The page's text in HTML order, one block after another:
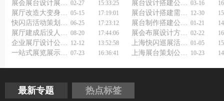
展会展台设计展览搭建如何做到既实用又美观？ 02-27 15:33:25 展台设计搭建公司怎么选择？ 03-16
展厅改造大变身，公司展厅设计施工一体化全攻略！ 05-15 17:19:01 展台设计搭建需要考虑的因素 12-30
快闪店活动策划公司如何助力企业快速增长？ 06-25 17:23:12 展台制作搭建公司浅谈展台设计搭建 01-21
展厅建成后没人气？企业展厅策划设计公司有什么引流秘诀？ 08-20 17:44:06 展会布展设计方案怎么做好？ 02-22
企业展厅设计公司收费的奥秘 12-12 13:52:58 上海快闪巡展活动策划公司，如何玩转上海？ 01-05
一站式展览展示设计制作，选对展厅展台设计搭建公司更省心！ 07-23 16:36:41 上海展台策划公司浅谈展台搭建 10-23
最新专题 热点标签